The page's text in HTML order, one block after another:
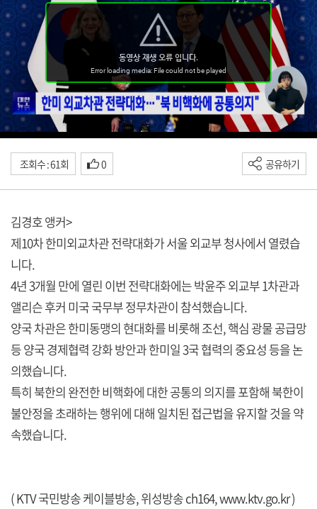
조회수 : 61회 0 공유하기
김경호 앵커>
제10차 한미외교차관 전략대화가 서울 외교부 청사에서 열렸습
니다.
4년 3개월 만에 열린 이번 전략대화에는 박윤주 외교부 1차관과
앨리슨 후커 미국 국무부 정무차관이 참석했습니다.
양국 차관은 한미동맹의 현대화를 비롯해 조선, 핵심 광물 공급망
등 양국 경제협력 강화 방안과 한미일 3국 협력의 중요성 등을 논
의했습니다.
특히 북한의 완전한 비핵화에 대한 공통의 의지를 포함해 북한이
불안정을 초래하는 행위에 대해 일치된 접근법을 유지할 것을 약
속했습니다.
( KTV 국민방송 케이블방송, 위성방송 ch164,www.ktv.go.kr)